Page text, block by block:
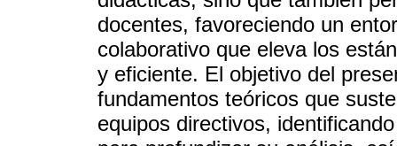
docentes, favoreciendo un
colaborativo que eleva los
y eficiente. El objetivo del
fundamentos teóricos que
equipos directivos,